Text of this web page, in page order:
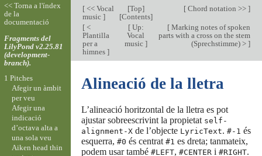
[<< Vocal
music ]
[Top]
[Contents]
[Chord notation >> ]
[<
Plantilla
per a
himnes ]
[Up:
Vocal
music ]
[Marking notes of spoken
parts with a cross on the stem
(Sprechstimme) > ]
Alineació de la lletra
L’alineació horitzontal de la lletra es pot
ajustar sobreescrivint la propietat self-
alignment-Xde l’objecte LyricText. #-1 és
esquerra, #0 és centrat #1 es dreta; tanmateix,
podem usar també #LEFT, #CENTERi #RIGHT.
<< Torna a l'índex
de la
documentació
Fragments del
LilyPond v2.25.81
(development-
branch).
1 Pitches
Afegir un àmbit
per veu
Afegir una
indicació
d’octava alta a
una sola veu
Aiken head thin